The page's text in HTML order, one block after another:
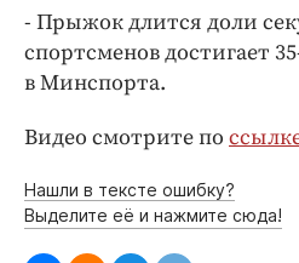
- Прыжок длится доли
спортсменов достигает
в Минспорта.
Видео смотрите по
Нашли в тексте ошибку?
Выделите её и нажмите сюда!